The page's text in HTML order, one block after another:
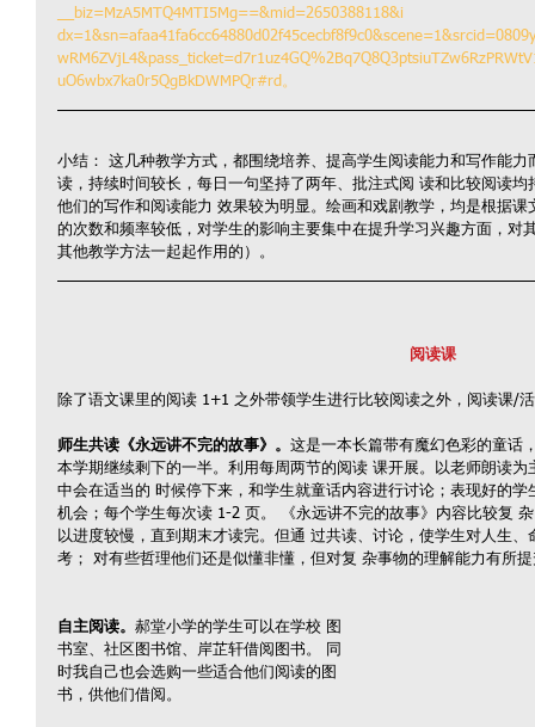
__biz=MzA5MTQ4MTI5Mg==&mid=2650388118&i
uO6wbx7ka0r5QgBkDWMPQr#rd。
小结： 这几种教学方式，都围绕培养、提高学生阅读能力和写作能
读，持续时间较长，每日一句坚持了两年、批注式阅 读和比较阅读
他们的写作和阅读能力 效果较为明显。绘画和戏剧教学，均是根据
的次数和频率较低，对学生的影响主要集中在提升学习兴趣方面，对
其他教学方法一起起作用的）。
阅读课
除了语文课里的阅读 1+1 之外带领学生进行比较阅读之外，阅读课/
师生共读《永远讲不完的故事》。 这是一本长篇带有魔幻色彩的童话
本学期继续剩下的一半。利用每周两节的阅读 课开展。以老师朗读
中会在适当的 时候停下来，和学生就童话内容进行讨论；表现好的
机会；每个学生每次读 1-2 页。 《永远讲不完的故事》内容比较复
以进度较慢，直到期末才读完。但通 过共读、讨论，使学生对人生
考； 对有些哲理他们还是似懂非懂，但对复 杂事物的理解能力有所
自主阅读。 郝堂小学的学生可以在学校 图
书室、社区图书馆、岸芷轩借阅图书。 同
时我自己也会选购一些适合他们阅读的图
书，供他们借阅。